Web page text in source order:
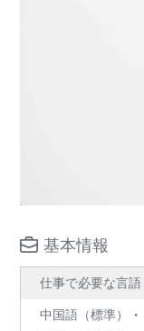
基本情報
仕事で必要な言語
中国語（標準）